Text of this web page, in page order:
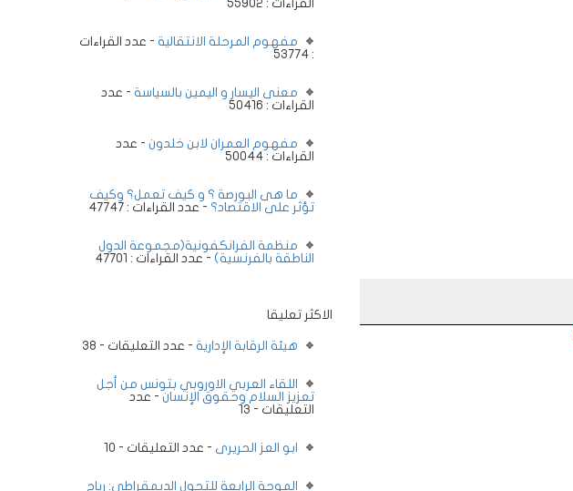
القراءات : 55902
مفهوم المرحلة الانتقالية - عدد القراءات
: 53774
معنى اليسار و اليمين بالسياسة - عدد
القراءات : 50416
مفهوم العمران لابن خلدون - عدد
القراءات : 50044
ما هى البورصة ؟ و كيف تعمل؟ وكيف
تؤثر على الاقتصاد؟ - عدد القراءات : 47747
منظمة الفرانكفونية(مجموعة الدول
الناطقة بالفرنسية) - عدد القراءات : 47701
الاكثر تعليقا
هيئة الرقابة الإدارية - عدد التعليقات - 38
اللقاء العربي الاوروبي بتونس من أجل
تعزيز السلام وحقوق الإنسان - عدد
التعليقات - 13
ابو العز الحريرى - عدد التعليقات - 10
الموجة الرابعة للتحول الديمقراطي: رياح